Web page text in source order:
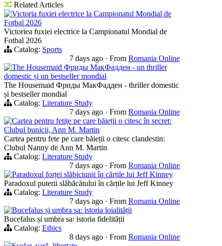
Related Articles
Victoria fuxiei electrice la Campionatul Mondial de
Fotbal 2026
Victoriea fuxiei electrice la Campionatul Mondial de
Fotbal 2026
Catalog: Sports
7 days ago · From Romania Online
The Housemaid Фриды МакФадден - un thriller
domestic și un bestseller mondial
The Housemaid Фриды МакФадден - thriller domestic
și bestseller mondial
Catalog: Literature Study
7 days ago · From Romania Online
Cartea pentru fetițe pe care băieții o citesc în secret:
Clubul bunicii, Ann M. Martin
Cartea pentru fete pe care băieții o citesc clandestin:
Clubul Nanny de Ann M. Martin
Catalog: Literature Study
7 days ago · From Romania Online
Paradoxul forței slăbiciunii în cărțile lui Jeff Kinney
Paradoxul puterii slăbăcătului în cărțile lui Jeff Kinney
Catalog: Literature Study
7 days ago · From Romania Online
Bucefalus și umbra sa: istoria loialității
Bucefalus și umbra sa: istoria fidelității
Catalog: Ethics
8 days ago · From Romania Online